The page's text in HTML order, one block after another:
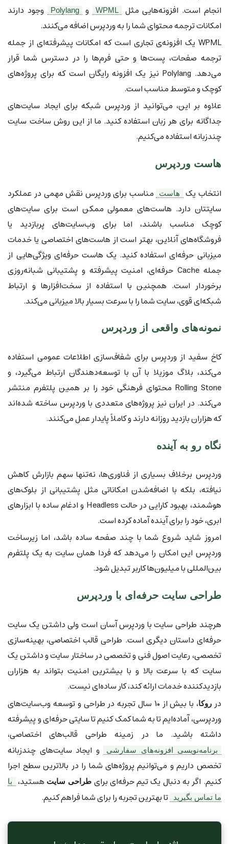
انجام است. افزونه‌هایی مثل
WPML و Polylang
وجود دارند
امکانات ترجمه محتوای شما را به وردپرس اضافه می‌کنند.
WPML یک افزونه‌ی تجاری است که امکانات پیشرفته‌ای از جمله
ترجمه صفحات، پست‌ها و حتی فرم‌ها را در دسترس شما قرار
می‌دهد. Polylang نیز یک افزونه رایگان است که برای پروژه‌های
کوچک و متوسط مناسب است.
علاوه بر این، می‌توانید از وردپرس شبکه برای ایجاد سایت‌های
جداگانه برای هر زبان استفاده کنید. ما از این روش ساخت سایت
چندزبانه استفاده می‌کنیم.
هاست وردپرس
انتخاب یک هاست
مناسب برای وردپرس نقش مهمی در عملکرد
سایتتان دارد. هاست‌های معمولی ممکن است برای سایت‌های
کوچک مناسب باشند، اما برای وب‌سایت‌های پربازدید یا
فروشگاه‌های آنلاین، بهتر است از هاست‌های اختصاصی یا خدمات
میزبانی حرفه‌ای استفاده کنید. یک هاست حرفه‌ای ویژگی‌هایی از
جمله Cache حرفه‌ای، امنیت پیشرفته و پشتیبانی شبانه‌روزی
برخوردار است. همچنین با استفاده از سخت‌افزارها و ارتباط
شبکه‌ای قوی،‌ سایت شما را با سرعت بسیار بالا میزبانی می‌کند.
نمونه‌های واقعی از وردپرس
کاخ سفید از وردپرس برای شفاف‌سازی اطلاعات عمومی استفاده
می‌کند، بلاگ موزیلا با آن با توسعه‌دهندگان ارتباط می‌گیرد، و
Rolling Stone محتوای فرهنگی خود را بر همین پلتفرم منتشر
می‌کند. در ایران نیز پروژه‌های متعددی با وردپرس ساخته شده‌اند
که هزاران بازدید روزانه دارند و کاملاً پایدار عمل می‌کنند.
نگاه رو به آینده
وردپرس برخلاف بسیاری از فناوری‌ها، نه‌تنها سهم بازارش کاهش
نیافته، بلکه با اضافه‌شدن امکاناتی مثل پشتیبانی از بلوک‌های
هوشمند، بهبود کارایی در حالت Headless و ادغام ساده با ابزارهای
ابری، خود را برای آینده آماده کرده است.
امروز شاید شروع شما با چند صفحه ساده باشد، اما زیرساخت
وردپرس این امکان را می‌دهد که فردا همان سایت به یک پلتفرم
بین‌المللی با میلیون‌ها کاربر تبدیل شود.
طراحی سایت حرفه‌ای با وردپرس
هرچند طراحی سایت با وردپرس آسان است ولی داشتن یک سایت
حرفه‌ای داستان دیگری است. طراحی قالب اختصاصی، بهینه‌سازی
تخصصی، رعایت اصول فنی و تخصصی در ساختار سایت و داشتن یک
سایت که با سرعت بالا و با بیشترین امنیت بتواند به هزاران
بازدیدکننده خدمات ارائه کند، کار ساده‌ای نیست.
درروکا
، با بیش از ۱۰ سال تجربه در طراحی و توسعه وب‌سایت‌های
وردپرسی، آماده‌ایم تا به شما کمک کنیم تا سایتی حرفه‌ای و پیشرفته
داشته باشید. ما در زمینه طراحی قالب‌های اختصاصی،
برنامه‌نویسی افزونه‌های سفارشی
و ایجاد سایت‌های چندزبانه
تخصص داریم و می‌توانیم پروژه‌های شما را در بالاترین سطح اجرا
کنیم. اگر به دنبال یک تیم حرفه‌ای برای طراحی سایت هستید،
با
ما تماس بگیرید
تا بهترین تجربه را برای شما فراهم کنیم.